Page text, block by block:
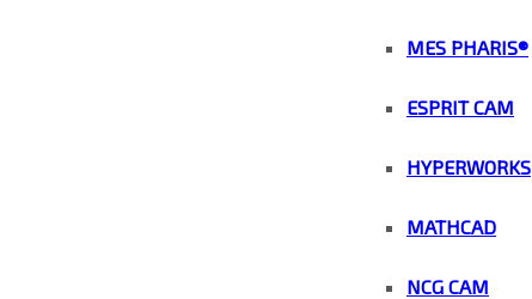
MES PHARIS®
ESPRIT CAM
HYPERWORKS
MATHCAD
NCG CAM